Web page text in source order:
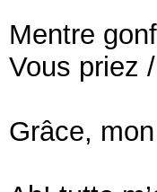
Mentre
Vous priez
Grâce,